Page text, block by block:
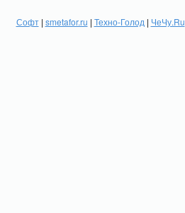
Софт| smetafor.ru | Техно-Голод | ЧеЧу.Ru